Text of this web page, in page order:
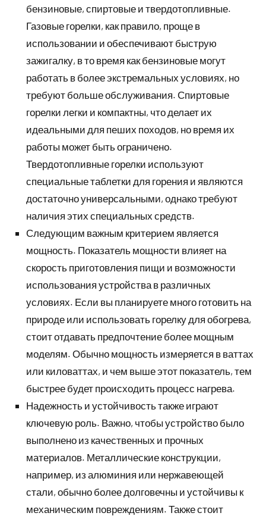
бензиновые, спиртовые и твердотопливные.
Газовые горелки, как правило, проще в
использовании и обеспечивают быструю
зажигалку, в то время как бензиновые могут
работать в более экстремальных условиях, но
требуют больше обслуживания. Спиртовые
горелки легки и компактны, что делает их
идеальными для пеших походов, но время их
работы может быть ограничено.
Твердотопливные горелки используют
специальные таблетки для горения и являются
достаточно универсальными, однако требуют
наличия этих специальных средств.
Следующим важным критерием является
мощность. Показатель мощности влияет на
скорость приготовления пищи и возможности
использования устройства в различных
условиях. Если вы планируете много готовить на
природе или использовать горелку для обогрева,
стоит отдавать предпочтение более мощным
моделям. Обычно мощность измеряется в ваттах
или киловаттах, и чем выше этот показатель, тем
быстрее будет происходить процесс нагрева.
Надежность и устойчивость также играют
ключевую роль. Важно, чтобы устройство было
выполнено из качественных и прочных
материалов. Металлические конструкции,
например, из алюминия или нержавеющей
стали, обычно более долговечны и устойчивы к
механическим повреждениям. Также стоит